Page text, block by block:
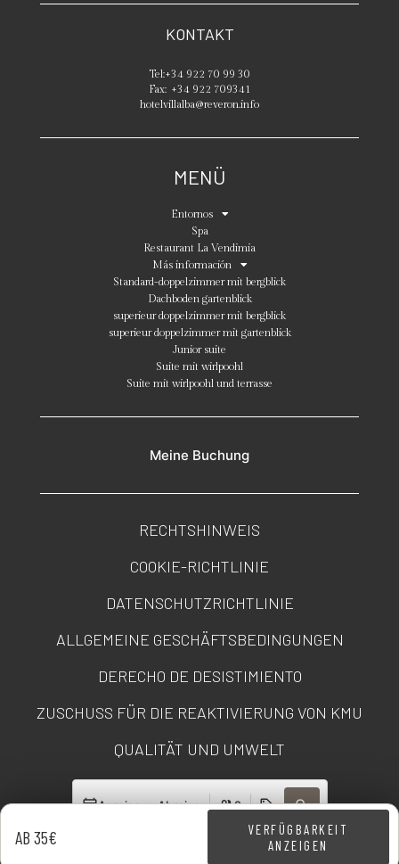
Anreise — Abreise 2
AB 35€
VERFÜGBARKEIT
ANZEIGEN
KONTAKT
Tel:+34 922 70 99 30
Fax: +34 922 709341
hotelvillalba@reveron.info
MENÜ
Entornos
Spa
Restaurant La Vendimia
Más información
Standard-doppelzimmer mit bergblick
Dachboden gartenblick
superieur doppelzimmer mit bergblick
superieur doppelzimmer mit gartenblick
Junior suite
Suite mit wirlpoohl
Suite mit wirlpoohl und terrasse
Meine Buchung
RECHTSHINWEIS
COOKIE-RICHTLINIE
DATENSCHUTZRICHTLINIE
ALLGEMEINE GESCHÄFTSBEDINGUNGEN
DERECHO DE DESISTIMIENTO
ZUSCHUSS FÜR DIE REAKTIVIERUNG VON KMU
QUALITÄT UND UMWELT
TRANSPARENZPORTAL